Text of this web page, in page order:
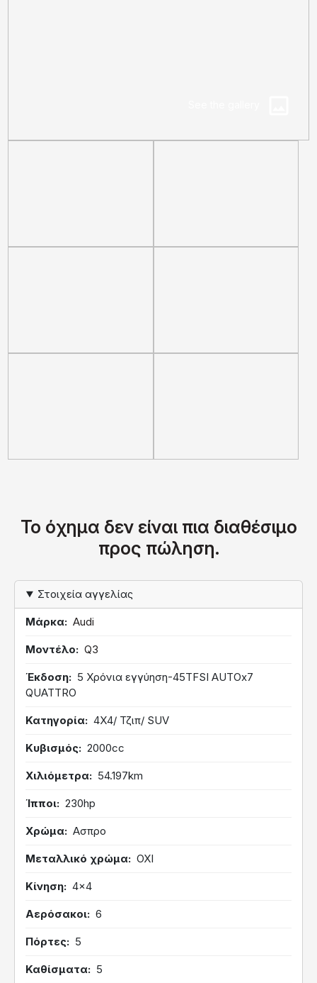
Το όχημα δεν είναι πια διαθέσιμο
προς πώληση.
Στοιχεία αγγελίας
Μάρκα Audi
Μοντέλο Q3
Έκδοση
5 Χρόνια εγγύηση-45TFSI AUTOx7
QUATTRO
Κατηγορία 4Χ4/ Τζιπ/ SUV
Κυβισμός 2000cc
Χιλιόμετρα 54.197km
Ίπποι 230hp
Χρώμα Ασπρο
Μεταλλικό χρώμα ΟΧΙ
Κίνηση 4x4
Αερόσακοι 6
Πόρτες 5
Καθίσματα 5